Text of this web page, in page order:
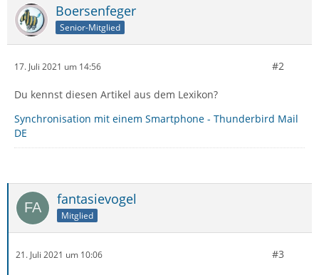
Boersenfeger
Senior-Mitglied
17. Juli 2021 um 14:56 #2
Du kennst diesen Artikel aus dem Lexikon?
Synchronisation mit einem Smartphone - Thunderbird Mail
DE
fantasievogel
Mitglied
21. Juli 2021 um 10:06 #3